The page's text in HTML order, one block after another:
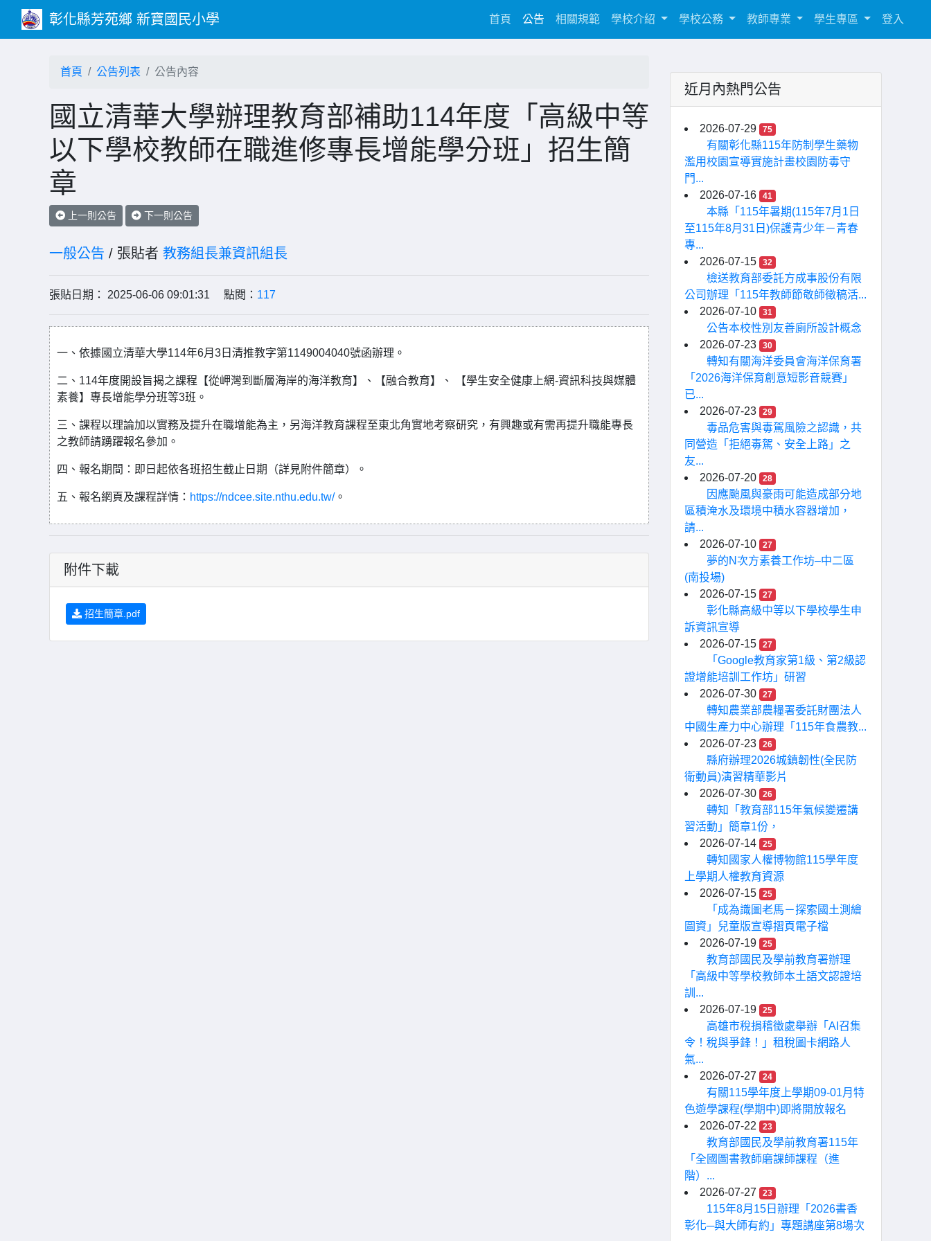
彰化縣芳苑鄉 新寶國民小學 首頁 (current)
公告 相關規範 學校介紹 學校公務 教師專業 學生專區 登入
首頁 公告列表 公告內容
國立清華大學辦理教育部補助114年度「高級中等
以下學校教師在職進修專長增能學分班」招生簡
章
上一則公告 下一則公告
一般公告 / 張貼者 教務組長兼資訊組長
張貼日期： 2025-06-06 09:01:31 點閱： 117
一、依據國立清華大學114年6月3日清推教字第1149004040號函辦理。
二、114年度開設旨揭之課程【從岬灣到斷層海岸的海洋教育】、【融合教育】、 【學生安全健康上網-資訊科技與媒體
素養】專長增能學分班等3班。
三、課程以理論加以實務及提升在職增能為主，另海洋教育課程至東北角實地考察研究，有興趣或有需再提升職能專長
之教師請踴躍報名參加。
四、報名期間：即日起依各班招生截止日期（詳見附件簡章）。
五、報名網頁及課程詳情： https://ndcee.site.nthu.edu.tw/。
附件下載
招生簡章.pdf
近月內熱門公告
2026-07-29 75
有關彰化縣115年防制學生藥物
濫用校園宣導實施計畫校園防毒守
門...
2026-07-16
41
本縣「115年暑期(115年7月1日
至115年8月31日)保護青少年－青春
專...
2026-07-15
32
檢送教育部委託方成事股份有限
公司辦理「115年教師節敬師徵稿活...
2026-07-10
31
公告本校性別友善廁所設計概念
2026-07-23
30
轉知有關海洋委員會海洋保育署
「2026海洋保育創意短影音競賽」
已...
2026-07-23
29
毒品危害與毒駕風險之認識，共
同營造「拒絕毒駕、安全上路」之
友...
2026-07-20
28
因應颱風與豪雨可能造成部分地
區積淹水及環境中積水容器增加，
請...
2026-07-10
27
夢的N次方素養工作坊–中二區
(南投場)
2026-07-15
27
彰化縣高級中等以下學校學生申
訴資訊宣導
2026-07-15
27
「Google教育家第1級、第2級認
證增能培訓工作坊」研習
2026-07-30
27
轉知農業部農糧署委託財團法人
中國生產力中心辦理「115年食農教...
2026-07-23
26
縣府辦理2026城鎮韌性(全民防
衛動員)演習精華影片
2026-07-30
26
轉知「教育部115年氣候變遷講
習活動」簡章1份，
2026-07-14
25
轉知國家人權博物館115學年度
上學期人權教育資源
2026-07-15
25
「成為識圖老馬－探索國土測繪
圖資」兒童版宣導摺頁電子檔
2026-07-19
25
教育部國民及學前教育署辦理
「高級中等學校教師本土語文認證培
訓...
2026-07-19
25
高雄市稅捐稽徵處舉辦「AI召集
令！稅與爭鋒！」租稅圖卡網路人
氣...
2026-07-27
24
有關115學年度上學期09-01月特
色遊學課程(學期中)即將開放報名
2026-07-22
23
教育部國民及學前教育署115年
「全國圖書教師磨課師課程（進
階）...
2026-07-27
23
115年8月15日辦理「2026書香
彰化─與大師有約」專題講座第8場次